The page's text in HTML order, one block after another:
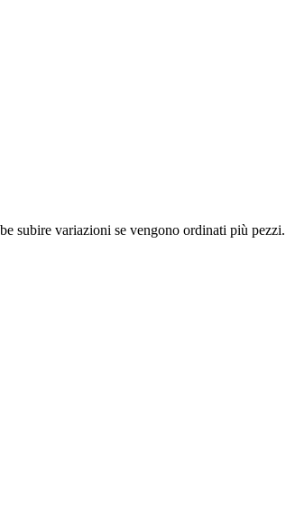
subire variazioni se vengono ordinati più pezzi.